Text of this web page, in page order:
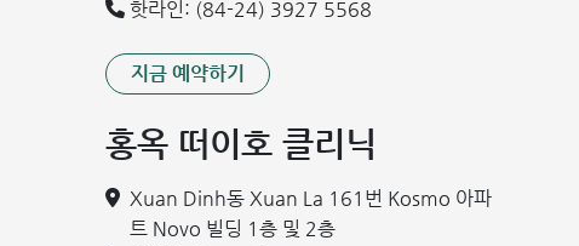
핫라인: (84-24) 3927 5568
지금 예약하기
홍옥 떠이호 클리닉
Xuan Dinh동 Xuan La 161번 Kosmo 아파
트 Novo 빌딩 1층 및 2층